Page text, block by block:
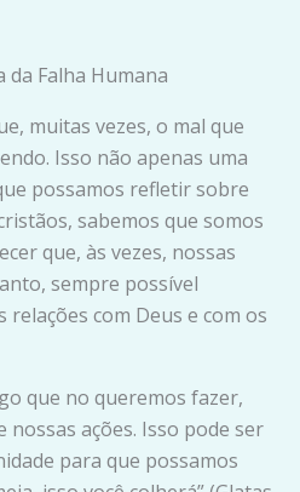
da Falha Humana
muitas vezes, o mal que
Isso não apenas uma
possamos refletir sobre
sabemos que somos
que, às vezes, nossas
sempre possível
com Deus e com os
que no queremos fazer,
ações. Isso pode ser
para que possamos